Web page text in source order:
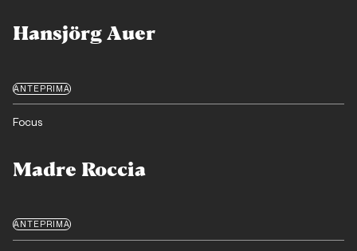
Hansjörg Auer
ANTEPRIMA
Madre Roccia
Focus
ANTEPRIMA